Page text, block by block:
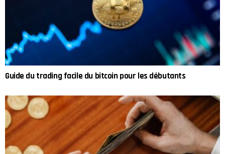
Guide du trading facile du bitcoin pour les débutants